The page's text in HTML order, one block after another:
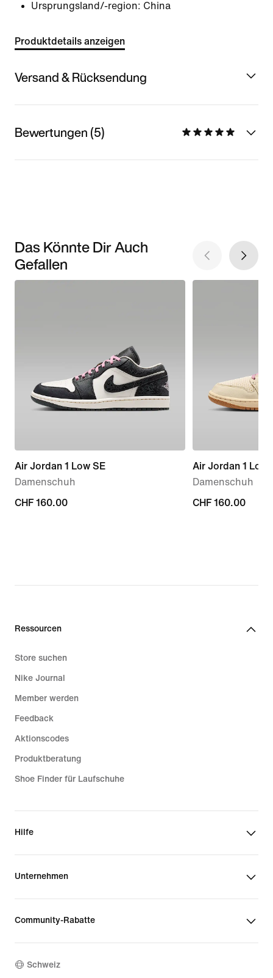
Ursprungsland/-region: China
Produktdetails anzeigen
Versand & Rücksendung
Bewertungen (5)
Das Könnte Dir Auch
Gefallen
Air Jordan 1 Low SE
Damenschuh
CHF 160.00
CHF 160.00
Air Jordan 1 Low
Damenschuh
CHF 160.00
CHF 160.00
Ressourcen
Store suchen
Nike Journal
Member werden
Feedback
Aktionscodes
Produktberatung
Shoe Finder für Laufschuhe
Hilfe
Unternehmen
Community-Rabatte
Schweiz